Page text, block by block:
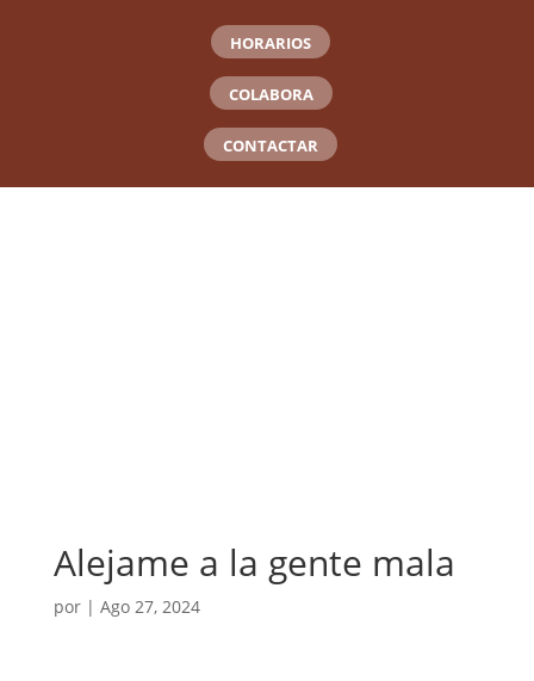
HORARIOS
COLABORA
CONTACTAR
Alejame a la gente mala
por | Ago 27, 2024